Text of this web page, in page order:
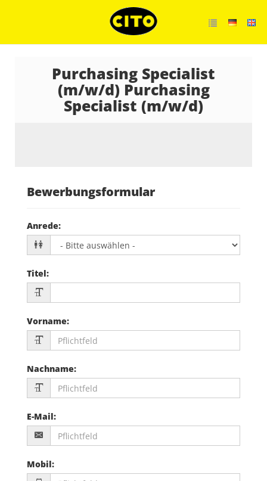
Purchasing Specialist
(m/w/d) Purchasing
Specialist (m/w/d)
Bewerbungsformular
Anrede:
Titel:
Vorname:
Nachname:
E-Mail:
Mobil: